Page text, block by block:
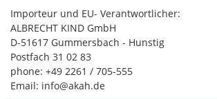
Importeur und EU- Verantwortlicher:
ALBRECHT KIND GmbH
D-51617 Gummersbach - Hunstig
Postfach 31 02 83
phone: +49 2261 / 705-555
Email: info@akah.de